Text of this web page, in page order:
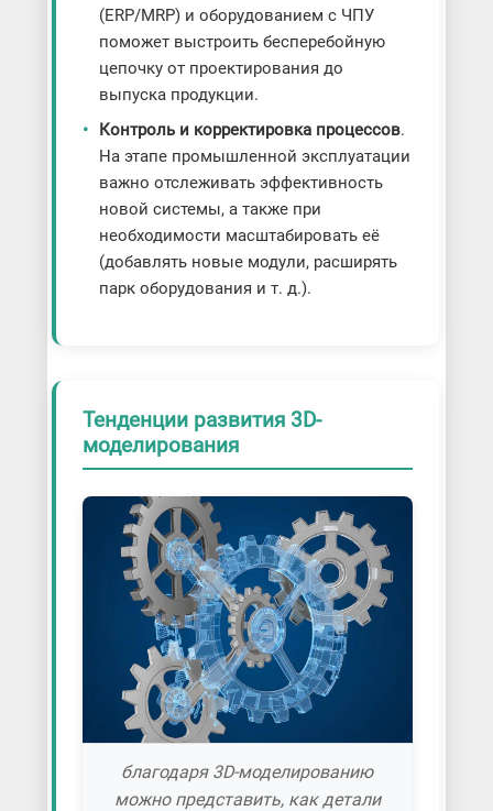
(ERP/MRP) и оборудованием с ЧПУ
поможет выстроить бесперебойную
цепочку от проектирования до
выпуска продукции.
Контроль и корректировка процессов.
На этапе промышленной эксплуатации
важно отслеживать эффективность
новой системы, а также при
необходимости масштабировать её
(добавлять новые модули, расширять
парк оборудования и т. д.).
Тенденции развития 3D-
моделирования
благодаря 3D-моделированию
можно представить, как детали